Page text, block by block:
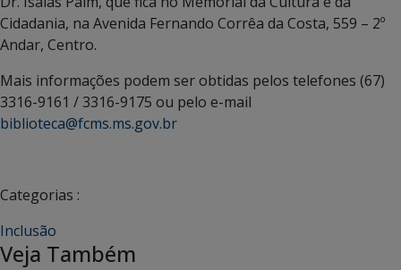
Cidadania, na Avenida Fernando Corrêa da Costa, 559 – 2º
Andar, Centro.
Mais informações podem ser obtidas pelos telefones (67)
3316-9161 / 3316-9175 ou pelo e-mail
biblioteca@fcms.ms.gov.br
Categorias :
Inclusão
Veja Também